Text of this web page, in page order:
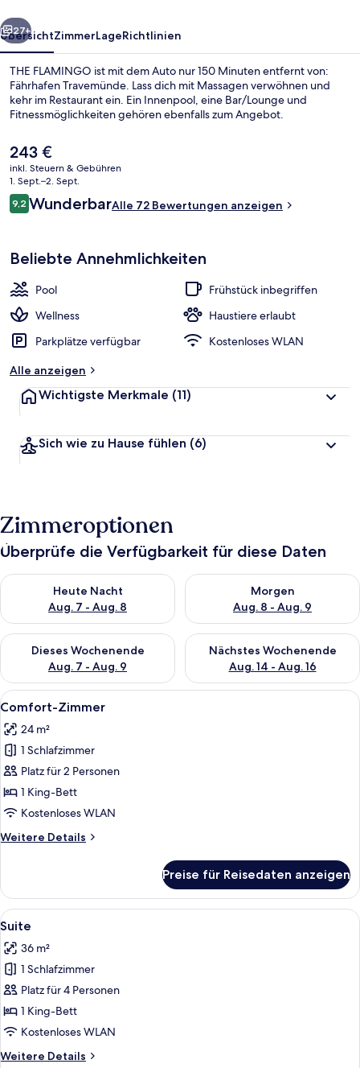
Fassade der Unterkunft
Weiter
27+
ÜbersichtZimmerLageRichtlinien
THE FLAMINGO ist mit dem Auto nur 150 Minuten entfernt von:
Fährhafen Travemünde. Lass dich mit Massagen verwöhnen und
kehr im Restaurant ein. Ein Innenpool, eine Bar/Lounge und
Fitnessmöglichkeiten gehören ebenfalls zum Angebot.
Der
aktuelle
Preis
beträgt
243 €.
243 €
inkl. Steuern & Gebühren
1. Sept.–2. Sept.
Bewertungen
9,29,2 von 10.
WunderbarAlle 72 Bewertungen anzeigen
Beliebte Annehmlichkeiten
Pool
Frühstück inbegriffen
Wellness
Haustiere erlaubt
Parkplätze verfügbar
Kostenloses WLAN
Alle anzeigen
Wichtigste Merkmale (11)
Sich wie zu Hause fühlen (6)
Zimmeroptionen
Überprüfe die Verfügbarkeit für diese Daten
Heute Nacht
Aug. 7 - Aug. 8
Überprüfe die Verfügbarkeit für heute Nacht, Aug. 7 - Aug. 8.
Morgen
Aug. 8 - Aug. 9
Überprüfe die Verfügbarkeit
Dieses Wochenende
Aug. 7 - Aug. 9
Überprüfe die Verfügbarkeit für dieses Wochenende, Aug. 7
Nächstes Wochenende
Aug. 14 - Aug. 16
Überprüfe die Verfügbarkeit
Alle
Fotos
für
Comfort-
Zimmer
anzeigen
Ein modernes Schlafzimmer mit
6
Comfort-Zimmer
24 m²
1 Schlafzimmer
Platz für 2 Personen
1 King-Bett
Kostenloses WLAN
Weitere Details
Weitere
Zimmer
Preise für Reisedaten anzeigen
Alle
Fotos
für
Suite
anzeigen
Ein modernes Hotelzimmer mit
6
Suite
36 m²
1 Schlafzimmer
Platz für 4 Personen
1 King-Bett
Kostenloses WLAN
Weitere Details
Weitere